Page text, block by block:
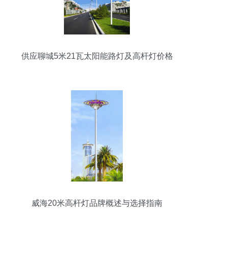
供应聊城5米21瓦太阳能路灯及高杆灯价格
威海20米高杆灯品牌概述与选择指南